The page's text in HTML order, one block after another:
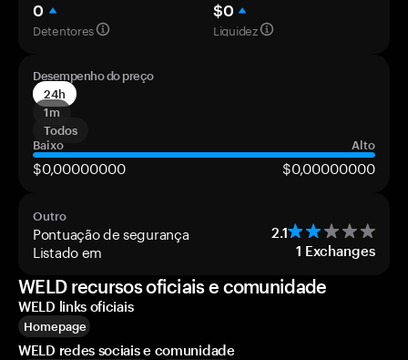
0
Detentores
$0
Liquidez
Desempenho do preço
24h
1m
Todos
Baixo
Alto
$0,00000000 $0,00000000
Outro
Pontuação de segurança 2.1
Listado em 1 Exchanges
WELD recursos oficiais e comunidade
WELD links oficiais
Homepage
WELD redes sociais e comunidade